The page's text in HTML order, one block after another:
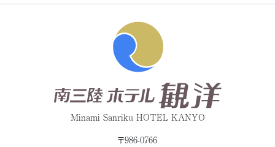
Minami Sanriku HOTEL KANYO
〒986-0766